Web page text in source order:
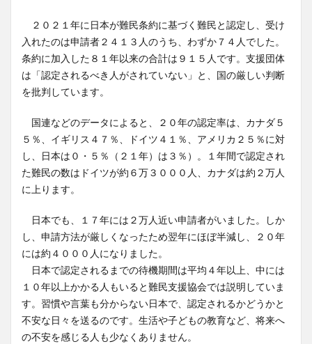
２０２１年に日本が難民条約に基づく難民と認定し、受け
入れたのは申請者２４１３人のうち、わずか７４人でした。
条約に加入した８１年以来の合計は９１５人です。支援団体
は「認定されるべき人がされていない」と、国の厳しい判断
を批判しています。
国連などのデータによると、２０年の認定率は、カナダ５
５％、イギリス４７％、ドイツ４１％、アメリカ２５％に対
し、日本は０・５％（２１年）は３％）。１年間で認定され
た難民の数はドイツが約６万３０００人、カナダは約２万人
に上ります。
日本でも、１７年には２万人近い申請者がいました。しか
し、申請方法が厳しくなったため翌年にほぼ半減し、２０年
には約４０００人になりました。
日本で認定されるまでの待機期間は平均４年以上、中には
１０年以上かかる人もいると難民支援協会では説明していま
す。習慣や言葉も分からない日本で、認定されるかどうかと
不安な日々を送るのです。生活や子どもの教育など、将来へ
の不安を感じる人も少なくありません。